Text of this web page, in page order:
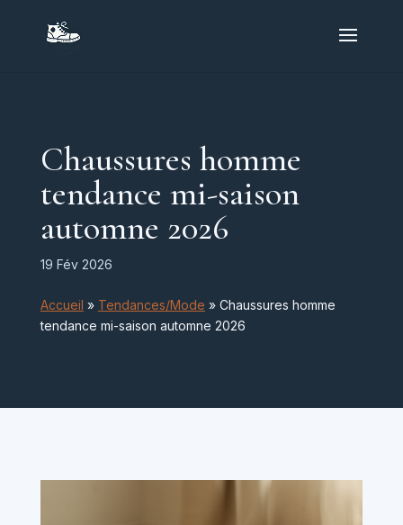
Chaussures homme
tendance mi-saison
automne 2026
19 Fév 2026
Accueil » Tendances/Mode » Chaussures homme
tendance mi-saison automne 2026